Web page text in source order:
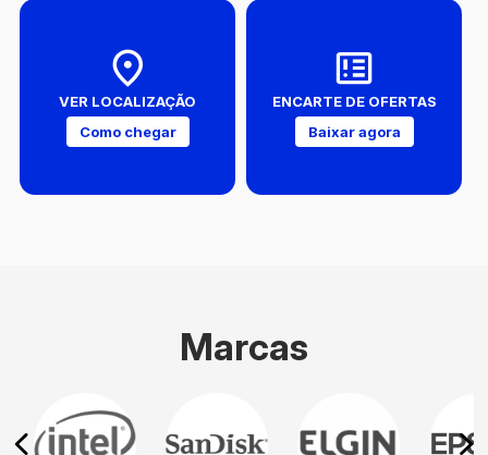
VER LOCALIZAÇÃO
Como chegar
ENCARTE DE OFERTAS
Baixar agora
Marcas